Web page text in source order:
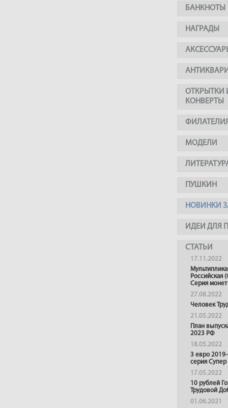
БАНКНОТЫ
НАГРАДЫ
ОТКРЫТКИ
КОНВЕРТЫ
МОДЕЛИ
ПУШКИН
НОВИНКИ
ИДЕИ ДЛЯ
СТАТЬИ
17.11.2022
Российская
Серия монет
27.08.2022
Человек
21.05.2022
План
2023 РФ
18.05.2022
3 евро
серия
17.05.2022
10 рублей
Трудовой
01.06.2021